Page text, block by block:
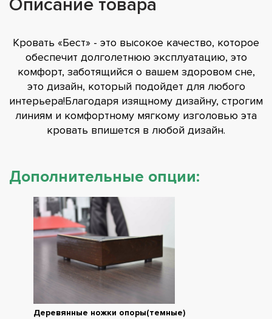
Кровать «Бест» - это высокое качество, которое
обеспечит долголетнюю эксплуатацию, это
комфорт, заботящийся о вашем здоровом сне,
это дизайн, который подойдет для любого
интерьера!Благодаря изящному дизайну, строгим
линиям и комфортному мягкому изголовью эта
кровать впишется в любой дизайн.
Дополнительные опции:
Деревянные ножки опоры(темные)